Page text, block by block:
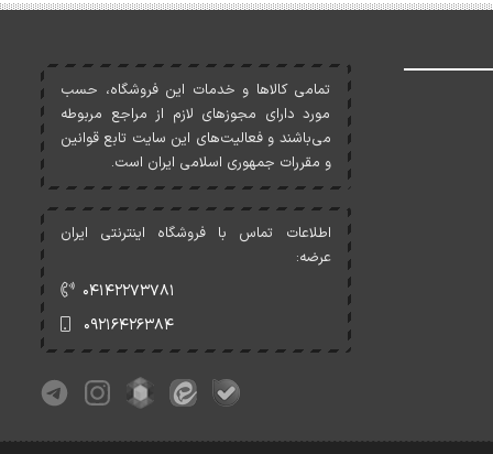
تمامی کالاها و خدمات اين فروشگاه، حسب
مورد دارای مجوزهای لازم از مراجع مربوطه
می‌باشند و فعاليت‌های اين سايت تابع قوانين
و مقررات جمهوری اسلامی ايران است.
اطلاعات تماس با فروشگاه اینترنتی ایران
عرضه:
۰۴۱۴۲۲۷۳۷۸۱
۰۹۲۱۶۴۲۶۳۸۴